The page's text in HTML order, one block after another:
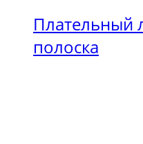
Плательный
полоска